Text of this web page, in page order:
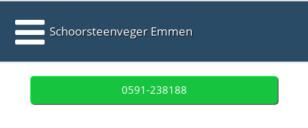
Schoorsteenveger Emmen
0591-238188